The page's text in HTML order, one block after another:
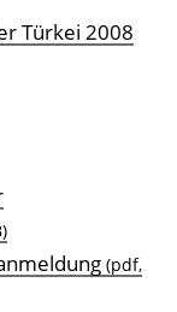
Türkei 2008
(pdf,